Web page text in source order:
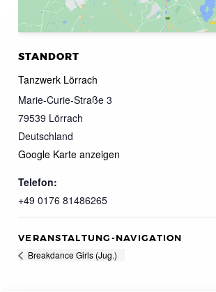
STANDORT
Tanzwerk Lörrach
Marie-Curie-Straße 3
79539 Lörrach
Deutschland
Google Karte anzeigen
Telefon:
+49 0176 81486265
VERANSTALTUNG-NAVIGATION
Breakdance Girls (Jug.)